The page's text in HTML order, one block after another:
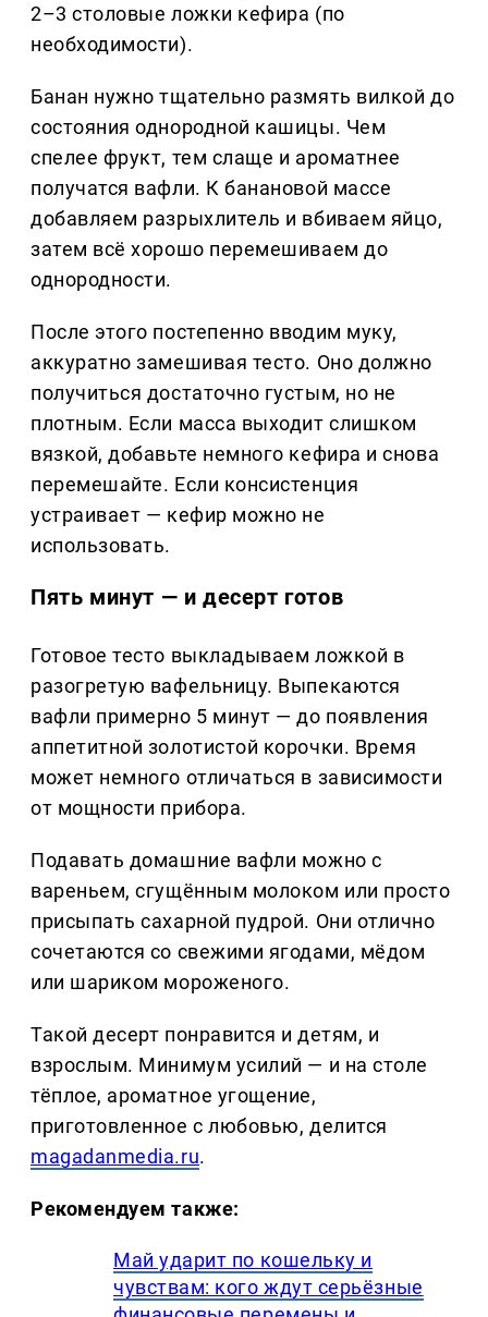
2–3 столовые ложки кефира (по
необходимости).
Банан нужно тщательно размять вилкой до
состояния однородной кашицы. Чем
спелее фрукт, тем слаще и ароматнее
получатся вафли. К банановой массе
добавляем разрыхлитель и вбиваем яйцо,
затем всё хорошо перемешиваем до
однородности.
После этого постепенно вводим муку,
аккуратно замешивая тесто. Оно должно
получиться достаточно густым, но не
плотным. Если масса выходит слишком
вязкой, добавьте немного кефира и снова
перемешайте. Если консистенция
устраивает — кефир можно не
использовать.
Пять минут — и десерт готов
Готовое тесто выкладываем ложкой в
разогретую вафельницу. Выпекаются
вафли примерно 5 минут — до появления
аппетитной золотистой корочки. Время
может немного отличаться в зависимости
от мощности прибора.
Подавать домашние вафли можно с
вареньем, сгущённым молоком или просто
присыпать сахарной пудрой. Они отлично
сочетаются со свежими ягодами, мёдом
или шариком мороженого.
Такой десерт понравится и детям, и
взрослым. Минимум усилий — и на столе
тёплое, ароматное угощение,
приготовленное с любовью, делится
magadanmedia.ru.
Рекомендуем также:
Май ударит по кошельку и
чувствам: кого ждут серьёзные